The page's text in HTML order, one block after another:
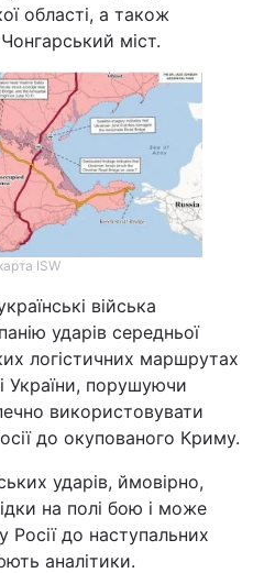
області, а також
міст.
ISW
війська
ударів середньої
логістичних маршрутах
України, порушуючи
використовувати
до окупованого Криму.
ударів, ймовірно,
на полі бою і може
Росії до наступальних
аналітики.